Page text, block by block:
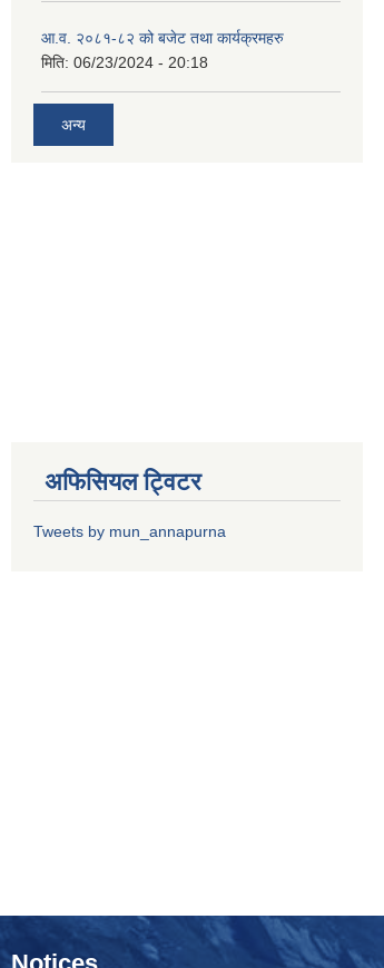
आ.व. २०८१-८२ को बजेट तथा कार्यक्रमहरु
मिति: 06/23/2024 - 20:18
अन्य
अफिसियल ट्विटर
Tweets by mun_annapurna